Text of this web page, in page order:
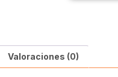
Valoraciones (0)